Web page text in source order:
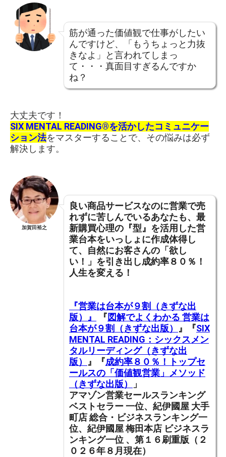
筋が通った価値観で仕事がしたい
んですけど、「もうちょっと力抜
きなよ」と言われてしまっ
て・・・真面目すぎるんですか
ね？
大丈夫です！
SIX MENTAL READING®を活かしたコミュニケー
ション法をマスターすることで、その悩みは必ず
解決します。
加賀田裕之
良い商品サービスなのに営業で売
れずに苦しんでいるあなたも、 最
新購買心理の『型』を活用した営
業台本をいっしょに作成体得し
て、 自然にお客さんの「欲し
い！」を引き出し成約率８０％！
人生を変える！
『営業は台本が９割（きずな出
版）』
『図解でよくわかる 営業は
台本が９割（きずな出版）
』『SIX
MENTAL READING：シックスメン
タルリーディング（きずな出
版）
』『成約率８０％！トップセ
ールスの「価値観営業」メソッド
（きずな出版）
」
アマゾン営業セールスランキング
ベストセラー 一位、紀伊國屋 大手
町店 総合・ビジネスランキング一
位、紀伊國屋 梅田本店 ビジネスラ
ンキング一位 、第１６刷重版（２
０２６年８月現在）